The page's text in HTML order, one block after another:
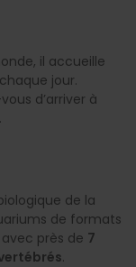
il accueille
jour.
d’arriver à
de la
de formats
près de 7
.